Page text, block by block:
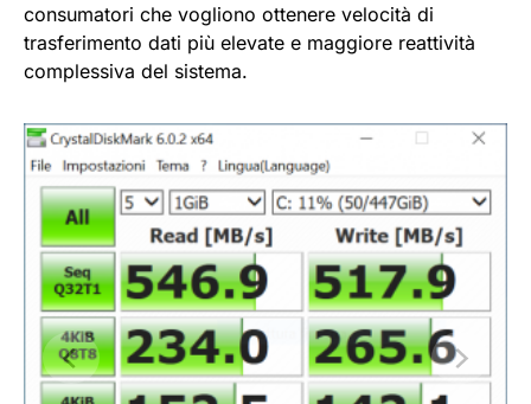
consumatori che vogliono ottenere velocità di
trasferimento dati più elevate e maggiore reattività
complessiva del sistema.